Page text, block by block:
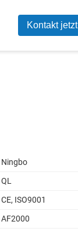
Kontakt jetzt
Ningbo
QL
CE, ISO9001
AF2000